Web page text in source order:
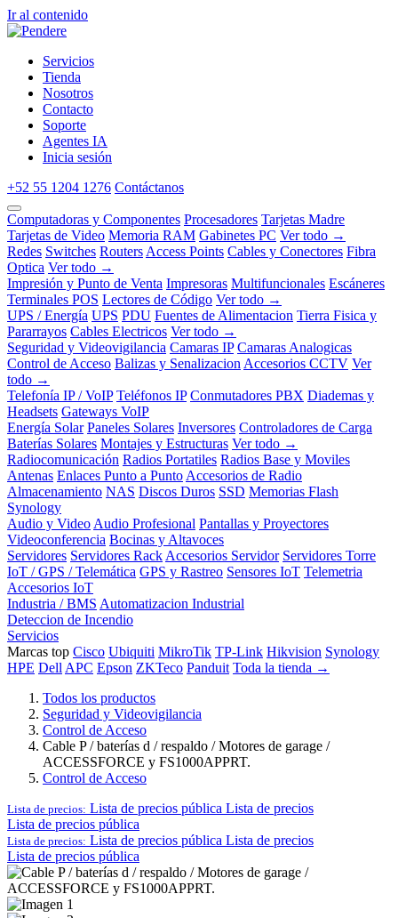
Ir al contenido
Servicios
Tienda
Nosotros
Contacto
Soporte
Agentes IA
Inicia sesión
+52 55 1204 1276 Contáctanos
Computadoras y Componentes Procesadores Tarjetas Madre
Tarjetas de Video Memoria RAM Gabinetes PC Ver todo →
Redes Switches Routers Access Points Cables y Conectores Fibra
Optica Ver todo →
Impresión y Punto de Venta Impresoras Multifuncionales Escáneres
Terminales POS Lectores de Código Ver todo →
UPS / Energía UPS PDU Fuentes de Alimentacion Tierra Fisica y
Pararrayos Cables Electricos Ver todo →
Seguridad y Videovigilancia Camaras IP Camaras Analogicas
Control de Acceso Balizas y Senalizacion Accesorios CCTV Ver
todo →
Telefonía IP / VoIP Teléfonos IP Conmutadores PBX Diademas y
Headsets Gateways VoIP
Energía Solar Paneles Solares Inversores Controladores de Carga
Baterías Solares Montajes y Estructuras Ver todo →
Radiocomunicación Radios Portatiles Radios Base y Moviles
Antenas Enlaces Punto a Punto Accesorios de Radio
Almacenamiento NAS Discos Duros SSD Memorias Flash
Synology
Audio y Video Audio Profesional Pantallas y Proyectores
Videoconferencia Bocinas y Altavoces
Servidores Servidores Rack Accesorios Servidor Servidores Torre
IoT / GPS / Telemática GPS y Rastreo Sensores IoT Telemetria
Accesorios IoT
Industria / BMS Automatizacion Industrial
Deteccion de Incendio
Servicios
Marcas top Cisco Ubiquiti MikroTik TP-Link Hikvision Synology
HPE Dell APC Epson ZKTeco Panduit Toda la tienda →
Todos los productos
Seguridad y Videovigilancia
Control de Acceso
Cable P / baterías d / respaldo / Motores de garage /
ACCESSFORCE y FS1000APPRT.
Control de Acceso
Lista de precios: Lista de precios pública Lista de precios
Lista de precios pública
Lista de precios: Lista de precios pública Lista de precios
Lista de precios pública